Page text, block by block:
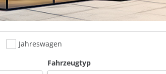
Jahreswagen
Fahrzeugtyp